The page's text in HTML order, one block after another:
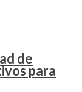
de
para